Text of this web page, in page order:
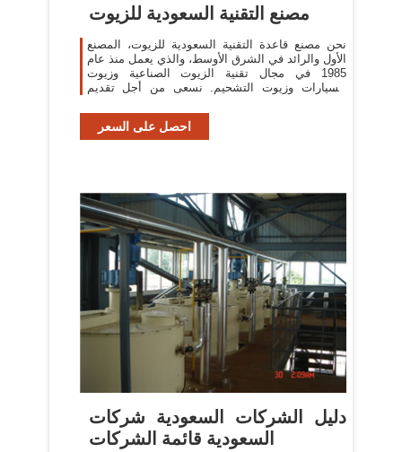
مصنع التقنية السعودية للزيوت
نحن مصنع قاعدة التقنية السعودية للزيوت، المصنع
الأول والرائد في الشرق الأوسط، والذي يعمل منذ عام
1985 في مجال تقنية الزيوت الصناعية وزيوت
السيارات وزيوت التشحيم. نسعى من أجل تقديم
احصل على السعر
دليل الشركات السعودية شركات
السعودية قائمة الشركات